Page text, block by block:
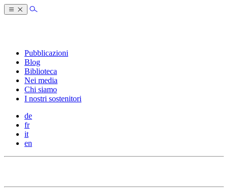
Pubblicazioni
Blog
Biblioteca
Nei media
Chi siamo
I nostri sostenitori
de
fr
it
en